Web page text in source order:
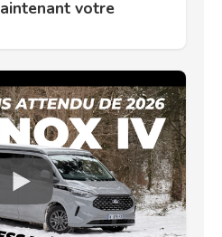
votre